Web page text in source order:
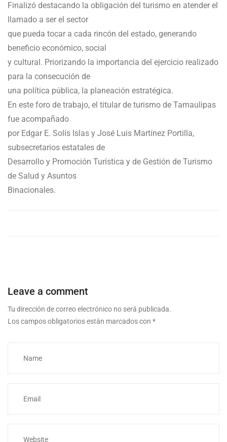
Finalizó destacando la obligación del turismo en atender el
llamado a ser el sector
que pueda tocar a cada rincón del estado, generando
beneficio económico, social
y cultural. Priorizando la importancia del ejercicio realizado
para la consecución de
una política pública, la planeación estratégica.
En este foro de trabajo, el titular de turismo de Tamaulipas
fue acompañado
por Edgar E. Solís Islas y José Luis Martínez Portilla,
subsecretarios estatales de
Desarrollo y Promoción Turística y de Gestión de Turismo
de Salud y Asuntos
Binacionales.
Leave a comment
Tu dirección de correo electrónico no será publicada.
Los campos obligatorios están marcados con *